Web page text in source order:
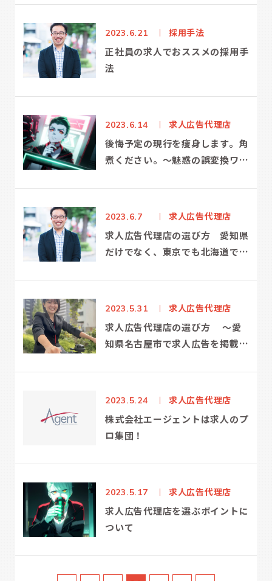
2023.6.21 採用手法
正社員の求人でおススメの採用手
法
2023.6.14 求人広告代理店
後悔予定の現行を痩身します。角
煮ください。～魅惑の誤変換ワー
2023.6.7 求人広告代理店
求人広告代理店の選び方 愛知県
だけでなく、東京でも北海道でも
2023.5.31 求人広告代理店
求人広告代理店の選び方 ～愛
知県名古屋市で求人広告を掲載す
2023.5.24 求人広告代理店
株式会社エージェントは求人のプ
ロ集団！
2023.5.17 求人広告代理店
求人広告代理店を選ぶポイントに
ついて